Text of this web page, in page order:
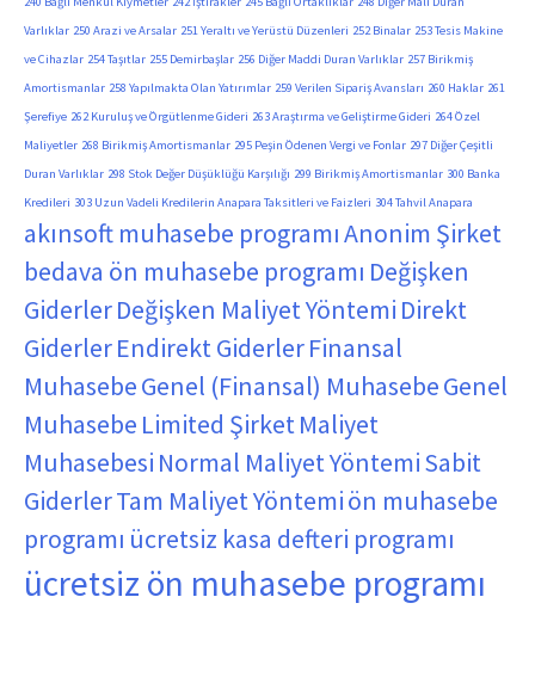
Varlıklar 250 Arazi ve Arsalar 251 Yeraltı ve Yerüstü Düzenleri 252 Binalar 253 Tesis Makine
ve Cihazlar 254 Taşıtlar 255 Demirbaşlar 256 Diğer Maddi Duran Varlıklar 257 Birikmiş
Amortismanlar 258 Yapılmakta Olan Yatırımlar 259 Verilen Sipariş Avansları 260 Haklar 261
Şerefiye 262 Kuruluş ve Örgütlenme Gideri 263 Araştırma ve Geliştirme Gideri 264 Özel
Maliyetler 268 Birikmiş Amortismanlar 295 Peşin Ödenen Vergi ve Fonlar 297 Diğer Çeşitli
Duran Varlıklar 298 Stok Değer Düşüklüğü Karşılığı 299 Birikmiş Amortismanlar 300 Banka
Kredileri 303 Uzun Vadeli Kredilerin Anapara Taksitleri ve Faizleri 304 Tahvil Anapara
akınsoft muhasebe programıAnonim Şirket
bedava ön muhasebe programı Değişken
GiderlerDeğişken Maliyet Yöntemi Direkt
GiderlerEndirekt GiderlerFinansal
MuhasebeGenel (Finansal) MuhasebeGenel
Muhasebe Limited ŞirketMaliyet
Muhasebesi Normal Maliyet YöntemiSabit
GiderlerTam Maliyet Yöntemiön muhasebe
programı ücretsiz kasa defteri programı
ücretsiz ön muhasebe programı